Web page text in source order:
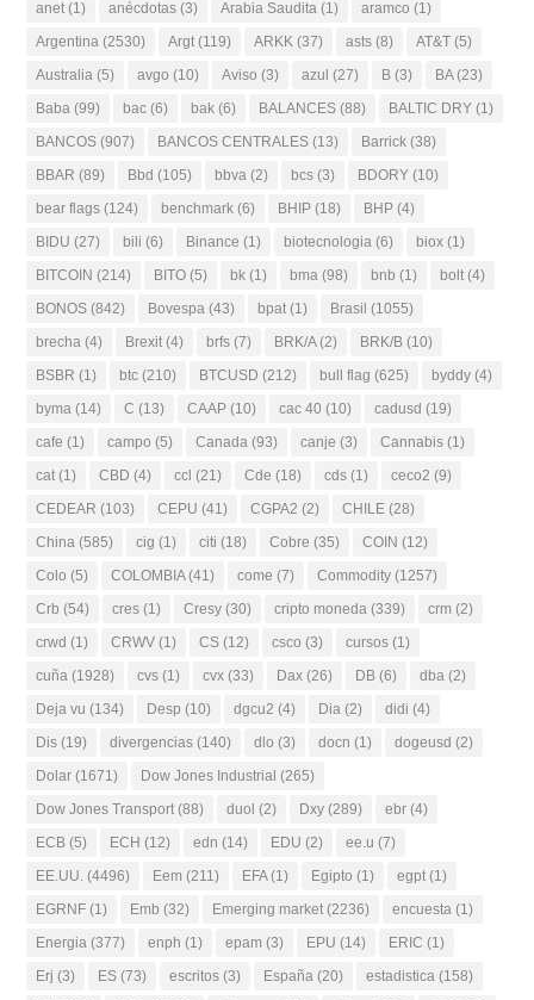
anet (1) anécdotas (3) Arabia Saudita (1) aramco (1)
Argentina (2530) Argt (119) ARKK (37) asts (8) AT&T (5)
Australia (5) avgo (10) Aviso (3) azul (27) B (3) BA(23)
Baba (99) bac (6) bak (6) BALANCES (88) BALTIC DRY (1)
BANCOS (907) BANCOS CENTRALES (13) Barrick (38)
BBAR (89) Bbd (105) bbva (2) bcs (3) BDORY (10)
bear flags (124) benchmark (6) BHIP (18) BHP (4)
BIDU (27) bili (6) Binance (1) biotecnologia (6) biox (1)
BITCOIN (214) BITO (5) bk (1) bma (98) bnb (1) bolt (4)
BONOS (842) Bovespa (43) bpat (1) Brasil (1055)
brecha (4) Brexit (4) brfs (7) BRK/A(2) BRK/B (10)
BSBR (1) btc (210) BTCUSD (212) bull flag (625) byddy (4)
byma (14) C (13) CAAP (10) cac 40 (10) cadusd (19)
cafe (1) campo (5) Canada (93) canje (3) Cannabis (1)
cat (1) CBD (4) ccl (21) Cde (18) cds (1) ceco2 (9)
CEDEAR (103) CEPU (41) CGPA2 (2) CHILE (28)
China (585) cig (1) citi (18) Cobre (35) COIN (12)
Colo (5) COLOMBIA(41) come (7) Commodity (1257)
Crb (54) cres (1) Cresy (30) cripto moneda (339) crm (2)
crwd (1) CRWV (1) CS (12) csco (3) cursos (1)
cuña (1928) cvs (1) cvx (33) Dax (26) DB (6) dba (2)
Deja vu (134) Desp (10) dgcu2 (4) Dia (2) didi (4)
Dis (19) divergencias (140) dlo (3) docn (1) dogeusd (2)
Dolar (1671) Dow Jones Industrial (265)
Dow Jones Transport (88) duol (2) Dxy (289) ebr (4)
ECB (5) ECH (12) edn (14) EDU (2) ee.u (7)
EE.UU. (4496) Eem (211) EFA(1) Egipto (1) egpt (1)
EGRNF (1) Emb (32) Emerging market (2236) encuesta (1)
Energia (377) enph (1) epam (3) EPU (14) ERIC (1)
Erj (3) ES (73) escritos (3) España (20) estadistica (158)